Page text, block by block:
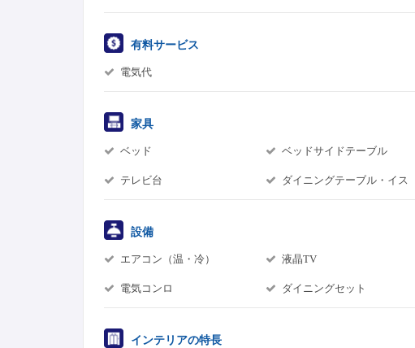
有料サービス
電気代
家具
ベッド ベッドサイドテーブル
テレビ台 ダイニングテーブル・イス
設備
エアコン（温・冷） 液晶TV
電気コンロ ダイニングセット
インテリアの特長